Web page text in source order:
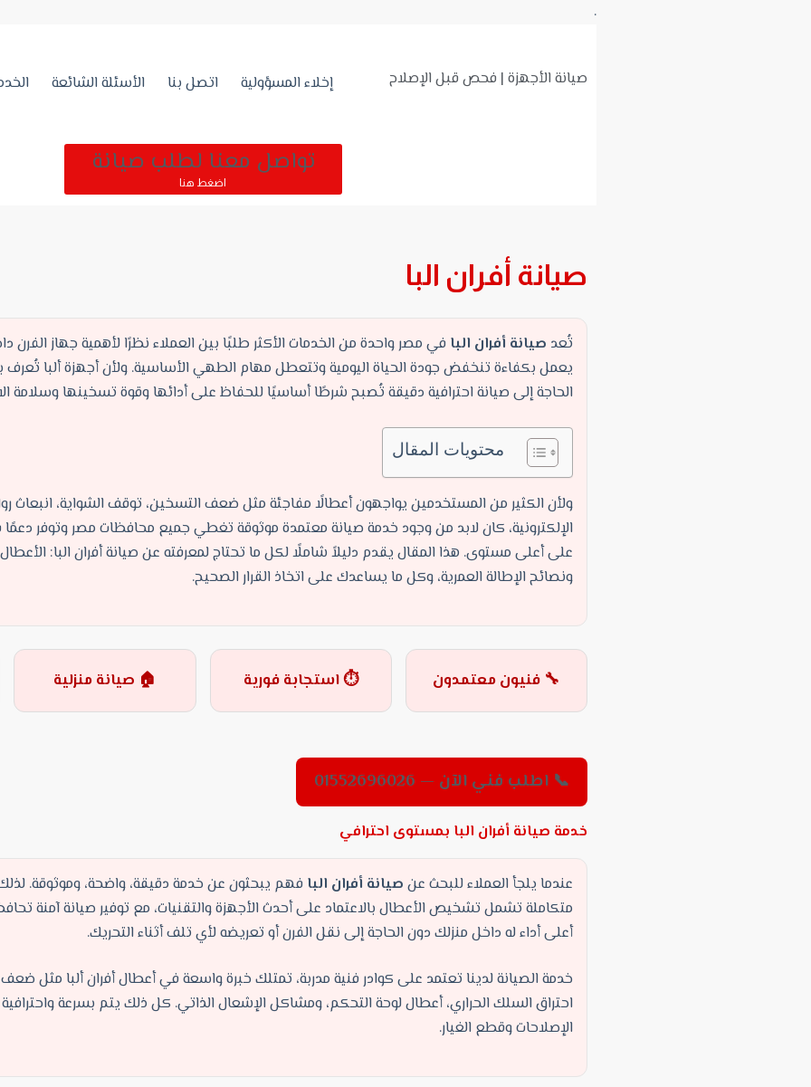
.
صيانة الأجهزة | فحص قبل الإصلاح إخلاء المسؤولية اتصل بنا الأسئلة الشائعة
تواصل معنا لطلب صيانة
اضغط هنا
صيانة أفران البا
تُعد صيانة أفران البا في مصر واحدة من الخدمات الأكثر طلبًا بين العملاء نظرًا لأهمية جهاز الفرن
يعمل بكفاءة تنخفض جودة الحياة اليومية وتتعطل مهام الطهي الأساسية. ولأن أجهزة ألبا تُعرف
الحاجة إلى صيانة احترافية دقيقة تُصبح شرطًا أساسيًا للحفاظ على أدائها وقوة تسخينها وسلامة
محتويات المقال
ولأن الكثير من المستخدمين يواجهون أعطالًا مفاجئة مثل ضعف التسخين، توقف الشواية، انبعاث
الإلكترونية، كان لابد من وجود خدمة صيانة معتمدة موثوقة تغطي جميع محافظات مصر وتوفر دعمًا
على أعلى مستوى. هذا المقال يقدم دليلاً شاملًا لكل ما تحتاج لمعرفته عن صيانة أفران البا: الأعطال،
ونصائح الإطالة العمرية، وكل ما يساعدك على اتخاذ القرار الصحيح.
🔧 فنيون معتمدون ⏱ استجابة فورية 🏠 صيانة منزلية
📞 اطلب فني الآن — 01552696026
خدمة صيانة أفران البا بمستوى احترافي
عندما يلجأ العملاء للبحث عن صيانة أفران البا فهم يبحثون عن خدمة دقيقة، واضحة، وموثوقة.
متكاملة تشمل تشخيص الأعطال بالاعتماد على أحدث الأجهزة والتقنيات، مع توفير صيانة آمنة
أعلى أداء له داخل منزلك دون الحاجة إلى نقل الفرن أو تعريضه لأي تلف أثناء التحريك.
خدمة الصيانة لدينا تعتمد على كوادر فنية مدربة، تمتلك خبرة واسعة في أعطال أفران ألبا مثل
احتراق السلك الحراري، أعطال لوحة التحكم، ومشاكل الإشعال الذاتي. كل ذلك يتم بسرعة
الإصلاحات وقطع الغيار.